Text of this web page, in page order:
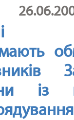
із